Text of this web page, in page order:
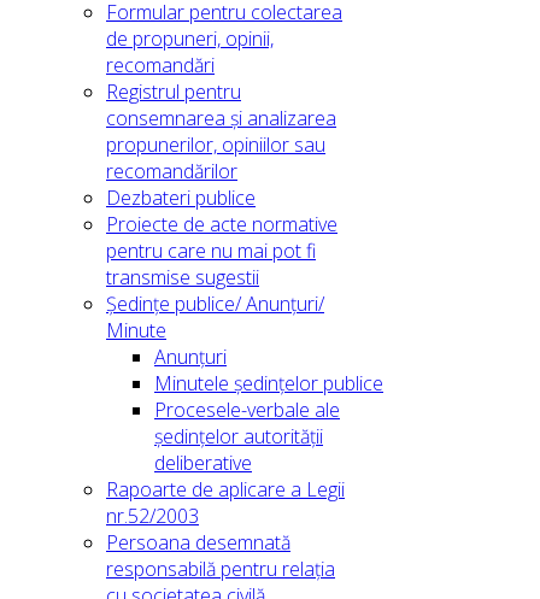
Formular pentru colectarea
de propuneri, opinii,
recomandări
Registrul pentru
consemnarea și analizarea
propunerilor, opiniilor sau
recomandărilor
Dezbateri publice
Proiecte de acte normative
pentru care nu mai pot fi
transmise sugestii
Ședințe publice/ Anunțuri/
Minute
Anunțuri
Minutele ședințelor publice
Procesele-verbale ale
ședințelor autorității
deliberative
Rapoarte de aplicare a Legii
nr.52/2003
Persoana desemnată
responsabilă pentru relația